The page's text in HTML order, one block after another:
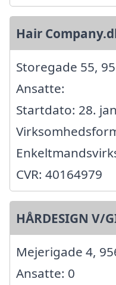
Hair
Storegade 55,
Ansatte:
Startdato: 28.
CVR: 40164979
HÅRDESIGN V/
Mejerigade 4,
Ansatte: 0